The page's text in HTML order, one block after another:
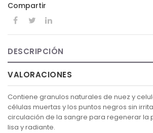
Compartir
DESCRIPCIÓN
VALORACIONES
Contiene granulos naturales de nuez y
células muertas y los puntos negros sin
circulación de la sangre para regenerar la
lisa y radiante.